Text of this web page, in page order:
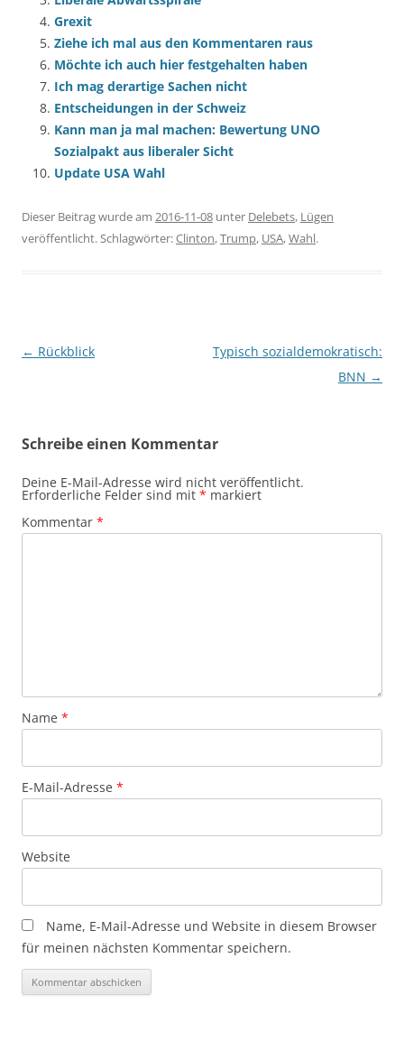
Grexit
Ziehe ich mal aus den Kommentaren raus
Möchte ich auch hier festgehalten haben
Ich mag derartige Sachen nicht
Entscheidungen in der Schweiz
Kann man ja mal machen: Bewertung UNO
Sozialpakt aus liberaler Sicht
Update USA Wahl
Dieser Beitrag wurde am 2016-11-08 unter Delebets, Lügen
veröffentlicht. Schlagwörter:Clinton,Trump, USA,Wahl.
Beitragsnavigation
← Rückblick
Typisch sozialdemokratisch:
BNN →
Schreibe einen Kommentar
Deine E-Mail-Adresse wird nicht veröffentlicht.
Erforderliche Felder sind mit * markiert
Kommentar *
Name *
E-Mail-Adresse *
Website
Name, E-Mail-Adresse und Website in diesem Browser
für meinen nächsten Kommentar speichern.